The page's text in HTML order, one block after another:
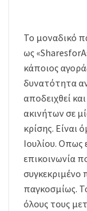
Το μοναδικό
ως
κάποιος
δυνατότητα
αποδειχθεί
ακινήτων σε
κρίσης. Είναι
Ιουλίου. Οπως
επικοινωνία
συγκεκριμένο
παγκοσμίως.
όλους τους